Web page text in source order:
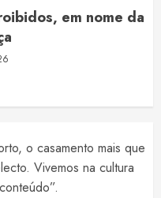
em nome da
o casamento mais que
Vivemos na cultura